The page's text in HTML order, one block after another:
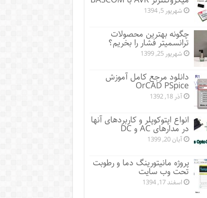
شهریور 5, 1394
چگونه بهترین محصولات
ترانسمیتر فشار را بخریم؟
شهریور 25, 1399
دانلود مرجع کامل آموزش
OrCAD PSpice
آذر 18, 1392
انواع اپتوکوپلر و کاربردهای آنها
در مدارهای AC و DC
آبان 20, 1399
پروژه مانيتورينگ دما و رطوبت
تحت وب سایت
اسفند 17, 1394